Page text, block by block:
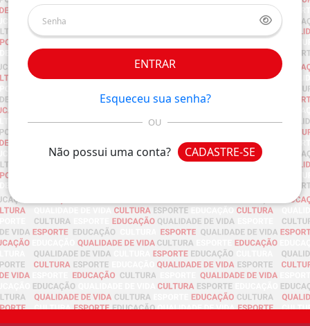
ENTRAR
Esqueceu sua senha?
OU
Não possui uma conta? CADASTRE-SE